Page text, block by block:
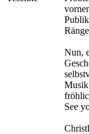
Nun,
Musik
See
Christl